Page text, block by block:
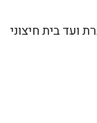
ועד בית חיצוני